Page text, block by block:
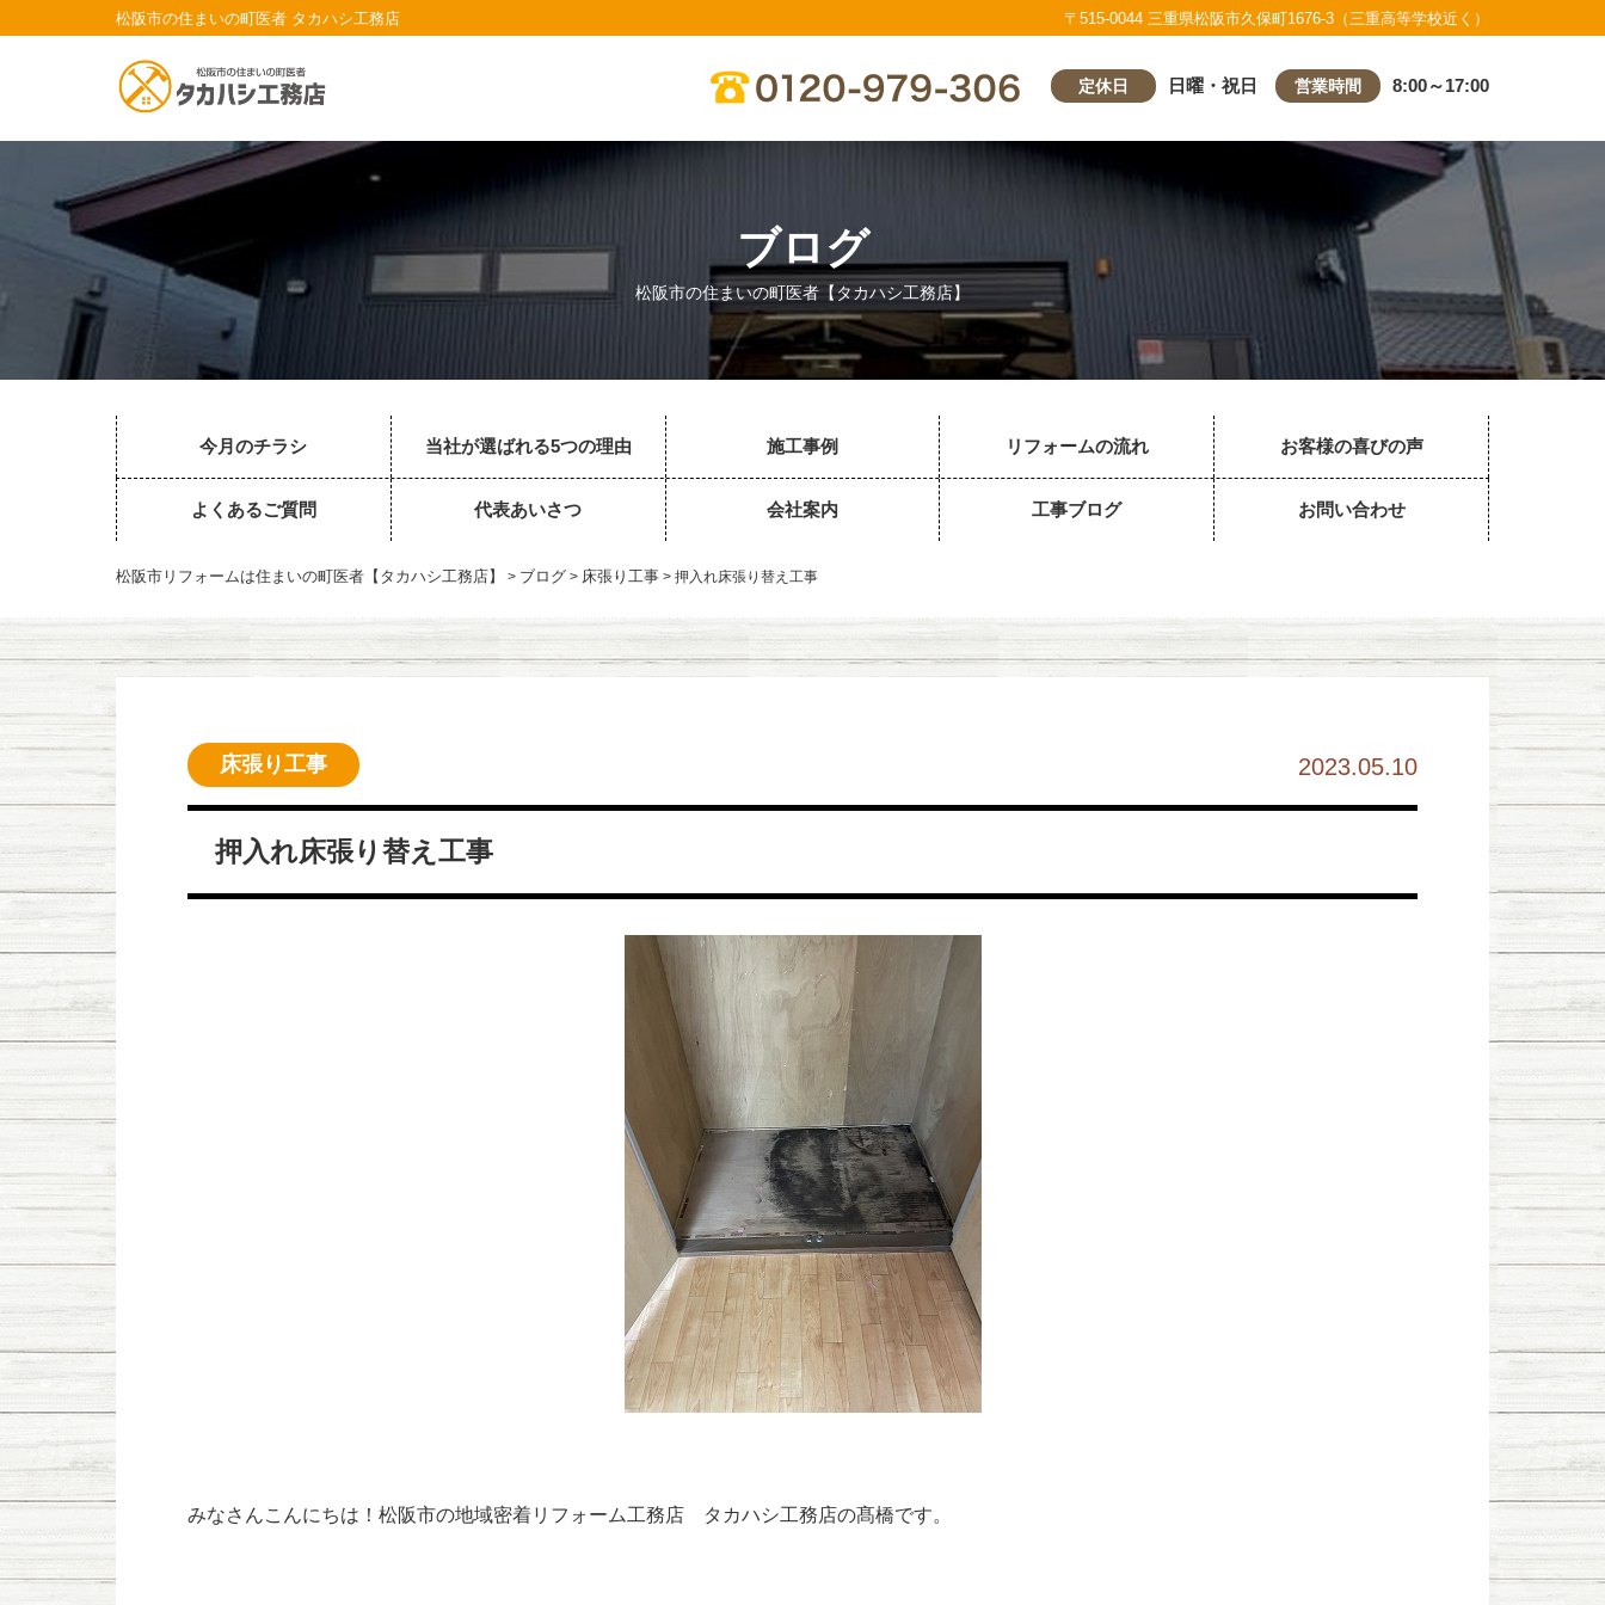
松阪市の住まいの町医者 タカハシ工務店 〒515-0044 三重県松阪市久保町1676-3（三重高等学校近く）
営業時間 8:00～17:00
定休日 日曜・祝日
ブログ
松阪市の住まいの町医者【タカハシ工務店】
今月のチラシ 当社が選ばれる5つの理由 施工事例 リフォームの流れ お客様の喜びの声
よくあるご質問 代表あいさつ 会社案内 工事ブログ お問い合わせ
松阪市リフォームは住まいの町医者【タカハシ工務店】 > ブログ > 床張り工事 > 押入れ床張り替え工事
床張り工事 2023.05.10
押入れ床張り替え工事
みなさんこんにちは！松阪市の地域密着リフォーム工務店 タカハシ工務店の髙橋です。